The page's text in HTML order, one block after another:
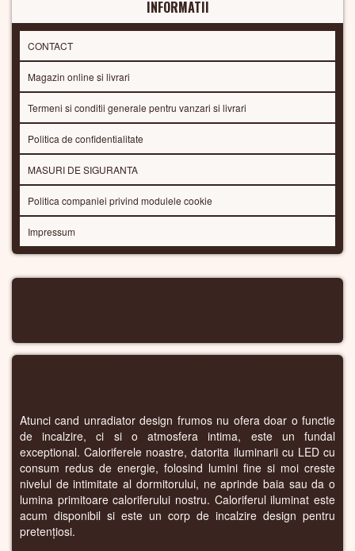
INFORMATII
CONTACT
Magazin online si livrari
Termeni si conditii generale pentru vanzari si livrari
Politica de confidentialitate
MASURI DE SIGURANTA
Politica companiei privind modulele cookie
Impressum
Atunci cand unradiator design frumos nu ofera doar o functie
de incalzire, ci si o atmosfera intima, este un fundal
exceptional. Caloriferele noastre, datorita iluminarii cu LED cu
consum redus de energie, folosind lumini fine si moi creste
nivelul de intimitate al dormitorului, ne aprinde baia sau da o
lumina primitoare caloriferului nostru. Caloriferul iluminat este
acum disponibil si este un corp de incalzire design pentru
pretențiosi.